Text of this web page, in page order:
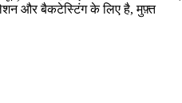
और बैकटेस्टिंग के लिए है, मुफ़्त